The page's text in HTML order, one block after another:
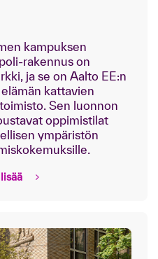
kampuksen
rakennus on
ja se on Aalto EE:n
kattavien
Sen luonnon
oppimistilat
ympäristön